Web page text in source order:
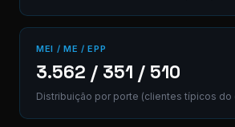
MEI / ME / EPP
3.562 / 351 / 510
Distribuição por porte (clientes típicos do